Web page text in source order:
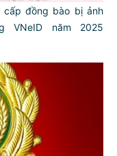
đồng bào bị ảnh
VNeID năm 2025